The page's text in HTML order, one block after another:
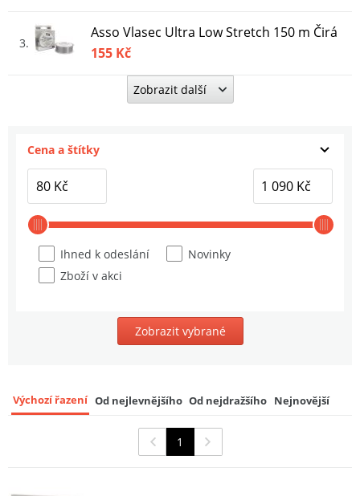
3
Asso Vlasec Ultra Low Stretch 150 m Čirá
155 Kč
Asso Vlasec Ultra Crystal 300 m
Asso Vlasec Ultra Čirá 100 m
Asso Vlasec Ultra Low Stretch 50 m Čirá
Asso Ultra Vlasec Čirá 25m
Zobrazit další
Cena a štítky
Ihned k odeslání
Novinky
Zboží v akci
Zobrazit vybrané
Výchozí řazení Od nejlevnějšího Od nejdražšího Nejnovější
1